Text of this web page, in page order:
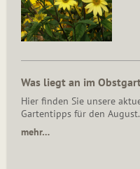
Was liegt an im
Hier finden Sie unsere
Gartentipps für den August.
mehr…